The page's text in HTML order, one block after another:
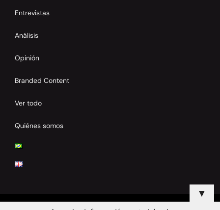
Entrevistas
Análisis
Opinión
Branded Content
Ver todo
Quiénes somos
▼